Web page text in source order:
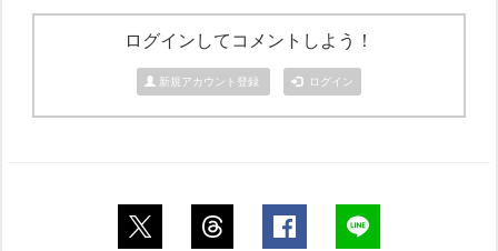
ログインしてコメントしよう！
新規アカウント登録 ログイン